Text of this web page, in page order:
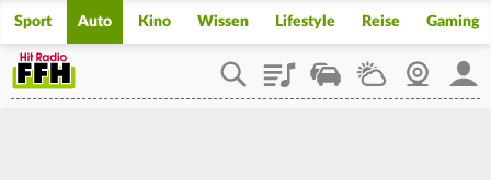
Sport Auto Kino Wissen Lifestyle Reise Gaming
PlaylistStaupilotWetterWebcam